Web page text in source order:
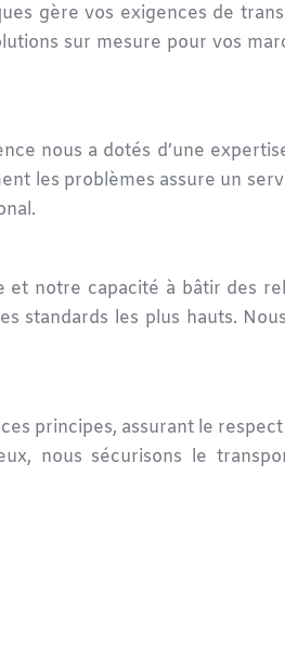
gère vos exigences de
sur mesure pour vos
nous a dotés d’une
les problèmes assure un
notre capacité à bâtir des
standards les plus hauts.
principes, assurant le
nous sécurisons le